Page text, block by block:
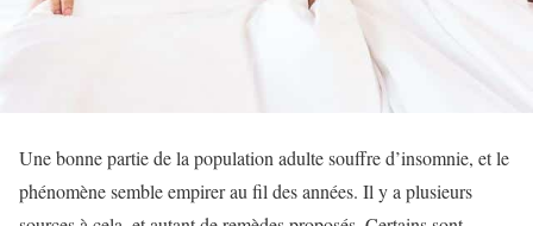
Une bonne partie de la population adulte souffre d’insomnie, et le
phénomène semble empirer au fil des années. Il y a plusieurs